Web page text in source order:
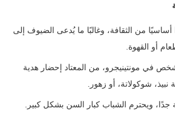
أساسيًا من الثقافة، وغالبًا ما يُدعى الضيوف إلى
أو القهوة.
في مونتينيجرو، من المعتاد إحضار هدية
شوكولاتة، أو زهور.
جدًا، ويحترم الشباب كبار السن بشكل كبير.